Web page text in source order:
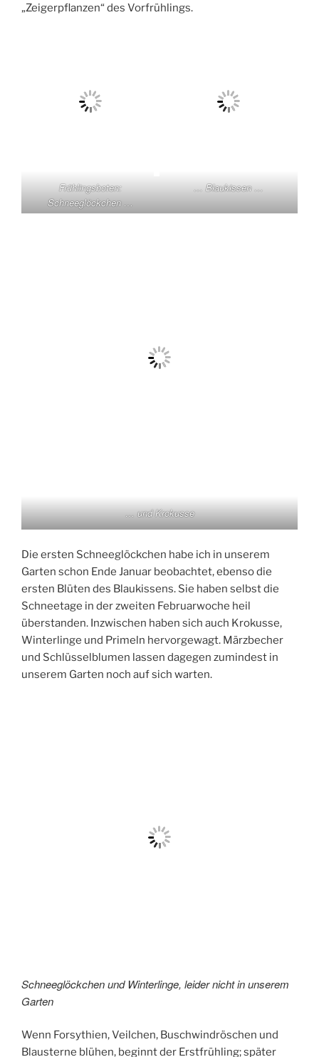
„Zeigerpflanzen“ des Vorfrühlings.
Frühlingsboten:
Schneeglöckchen …
… Blaukissen …
… und Krokusse
Die ersten Schneeglöckchen habe ich in unserem
Garten schon Ende Januar beobachtet, ebenso die
ersten Blüten des Blaukissens. Sie haben selbst die
Schneetage in der zweiten Februarwoche heil
überstanden. Inzwischen haben sich auch Krokusse,
Winterlinge und Primeln hervorgewagt. Märzbecher
und Schlüsselblumen lassen dagegen zumindest in
unserem Garten noch auf sich warten.
Schneeglöckchen und Winterlinge, leider nicht in unserem
Garten
Wenn Forsythien, Veilchen, Buschwindröschen und
Blausterne blühen, beginnt der Erstfrühling; später